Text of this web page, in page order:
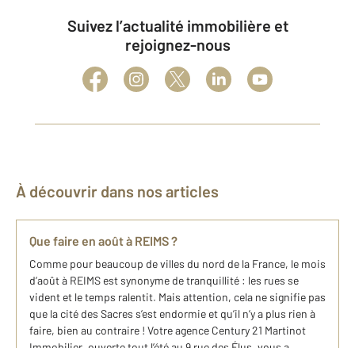
Suivez l’actualité immobilière et
rejoignez-nous
À découvrir dans nos articles
Que faire en août à REIMS ?
Comme pour beaucoup de villes du nord de la France, le mois
d’août à REIMS est synonyme de tranquillité : les rues se
vident et le temps ralentit. Mais attention, cela ne signifie pas
que la cité des Sacres s’est endormie et qu’il n’y a plus rien à
faire, bien au contraire ! Votre agence Century 21 Martinot